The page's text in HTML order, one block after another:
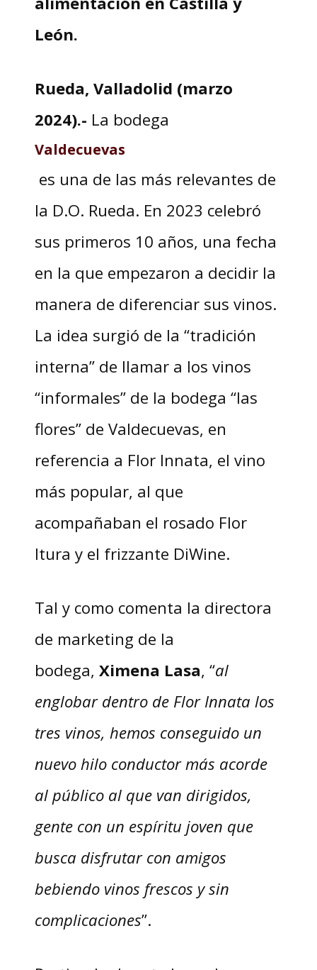
León.
Rueda, Valladolid (marzo
2024).- La bodega
Valdecuevas
es una de las más relevantes de
la D.O. Rueda. En 2023 celebró
sus primeros 10 años, una fecha
en la que empezaron a decidir la
manera de diferenciar sus vinos.
La idea surgió de la “tradición
interna” de llamar a los vinos
“informales” de la bodega “las
flores” de Valdecuevas, en
referencia a Flor Innata, el vino
más popular, al que
acompañaban el rosado Flor
Itura y el frizzante DiWine.
Tal y como comenta la directora
de marketing de la
bodega, Ximena Lasa, “al
englobar dentro de Flor Innata los
tres vinos, hemos conseguido un
nuevo hilo conductor más acorde
al público al que van dirigidos,
gente con un espíritu joven que
busca disfrutar con amigos
bebiendo vinos frescos y sin
complicaciones”.